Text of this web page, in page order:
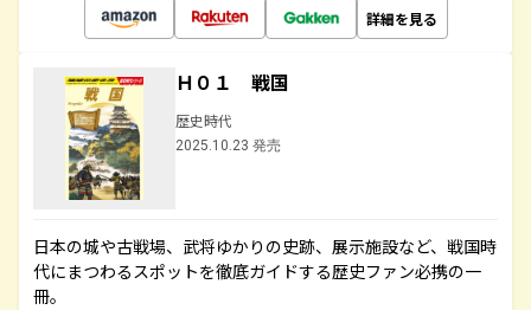
詳細を見る
Ｈ０１ 戦国
歴史時代
2025.10.23 発売
日本の城や古戦場、武将ゆかりの史跡、展示施設など、戦国時
代にまつわるスポットを徹底ガイドする歴史ファン必携の一
冊。